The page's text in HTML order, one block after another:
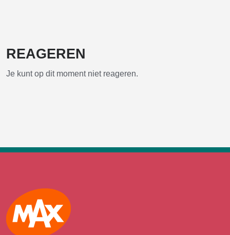
REAGEREN
Je kunt op dit moment niet reageren.
Max